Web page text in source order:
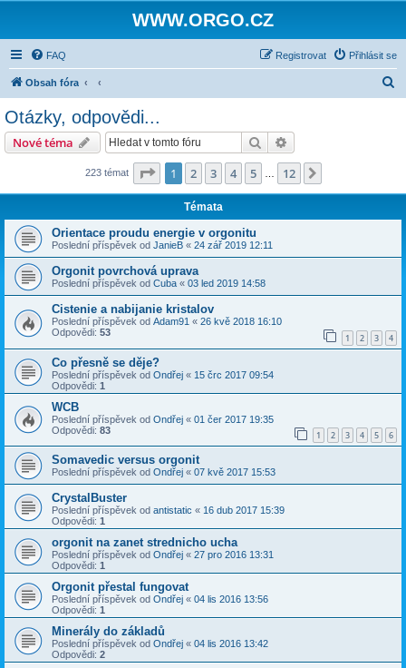
WWW.ORGO.CZ
FAQ Přihlásit se
Registrovat
Obsah fóra
Otázky, odpovědi...
Nové téma Hledat
223 témat Stránka z 12
1 2 3 4 5 12
Témata
Orientace proudu energie v orgonitu
Poslední příspěvek od JanieB « 24 zář 2019 12:11
Orgonit povrchová uprava
Poslední příspěvek od Cuba « 03 led 2019 14:58
Cistenie a nabijanie kristalov
Poslední příspěvek od Adam91 « 26 kvě 2018 16:10
Odpovědi: 53 1 2 3 4
Co přesně se děje?
Poslední příspěvek od Ondřej « 15 črc 2017 09:54
Odpovědi: 1
WCB
Poslední příspěvek od Ondřej « 01 čer 2017 19:35
Odpovědi: 83 1 2 3 4 5 6
Somavedic versus orgonit
Poslední příspěvek od Ondřej « 07 kvě 2017 15:53
CrystalBuster
Poslední příspěvek od antistatic « 16 dub 2017 15:39
Odpovědi: 1
orgonit na zanet strednicho ucha
Poslední příspěvek od Ondřej « 27 pro 2016 13:31
Odpovědi: 1
Orgonit přestal fungovat
Poslední příspěvek od Ondřej « 04 lis 2016 13:56
Odpovědi: 1
Minerály do základů
Poslední příspěvek od Ondřej « 04 lis 2016 13:42
Odpovědi: 2